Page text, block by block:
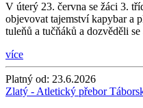
V úterý 23. června se žáci 3.
objevovat tajemství kapybar a
tuleňů a tučňáků a dozvěděli
více
Platný od: 23.6.2026
Zlatý - Atletický přebor